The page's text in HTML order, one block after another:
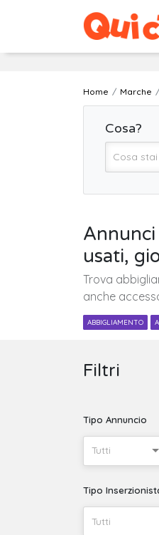
Home Marche
Cosa?
usati,
Trova
anche
ABBIGLIAMENTO
Filtri
Tipo Annuncio
Tutti
Tipo
Tutti